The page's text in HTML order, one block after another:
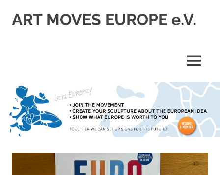
InhaltART MOVES EUROPE e.V.
MENÜ